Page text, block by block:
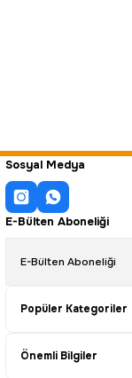
Sosyal Medya
E-Bülten Aboneliği
Popüler Kategoriler
Önemli Bilgiler